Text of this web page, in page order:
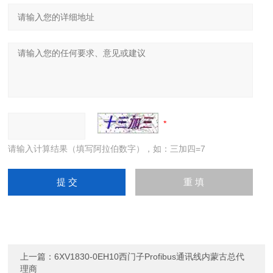
请输入计算结果（填写阿拉伯数字），如：三加四=7
上一篇：6XV1830-0EH10西门子Profibus通讯线内蒙古总代
理商